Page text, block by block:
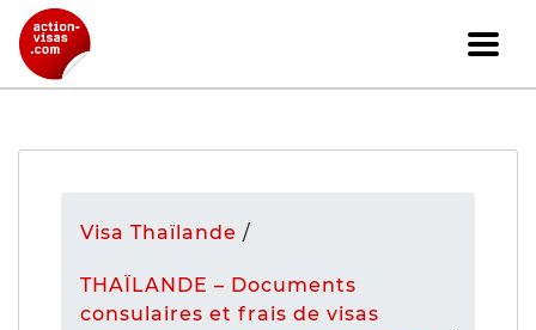
Visa Thaïlande /
THAÏLANDE – Documents
consulaires et frais de visas